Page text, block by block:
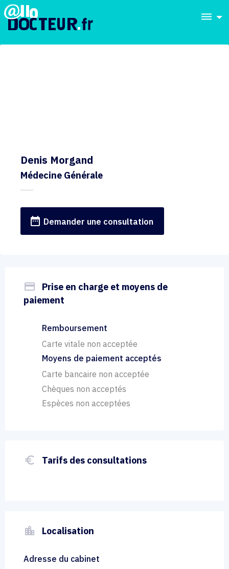
dehaze
Denis Morgand
Médecine Générale
date_range Demander une consultation
payment
Prise en charge et moyens de
paiement
Remboursement
Carte vitale non acceptée
Moyens de paiement acceptés
Carte bancaire non acceptée
Chèques non acceptés
Espèces non acceptées
euro_symbol Tarifs des consultations
location_city Localisation
Adresse du cabinet